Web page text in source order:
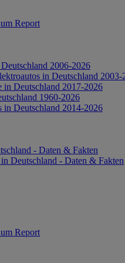
Report
2006-2026
in Deutschland 2003-
Deutschland 2017-2026
1960-2026
Deutschland 2014-2026
- Daten & Fakten
Deutschland - Daten & Fakten
Report